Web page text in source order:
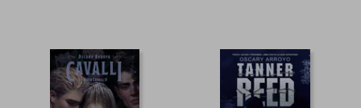
10%
dcto. $ 13.500
10%
dcto.